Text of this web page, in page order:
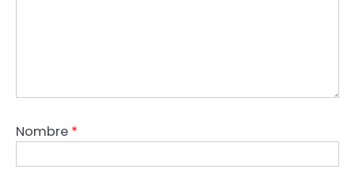
Nombre *